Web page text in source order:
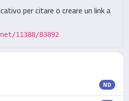
per citare o creare un link a
11388/83892
ND